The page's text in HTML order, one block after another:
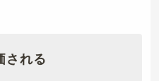
される